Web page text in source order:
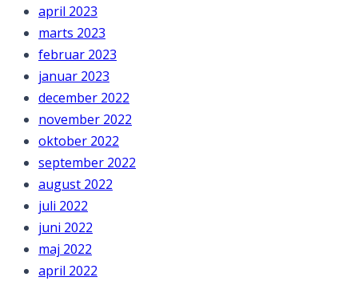
april 2023
marts 2023
februar 2023
januar 2023
december 2022
november 2022
oktober 2022
september 2022
august 2022
juli 2022
juni 2022
maj 2022
april 2022